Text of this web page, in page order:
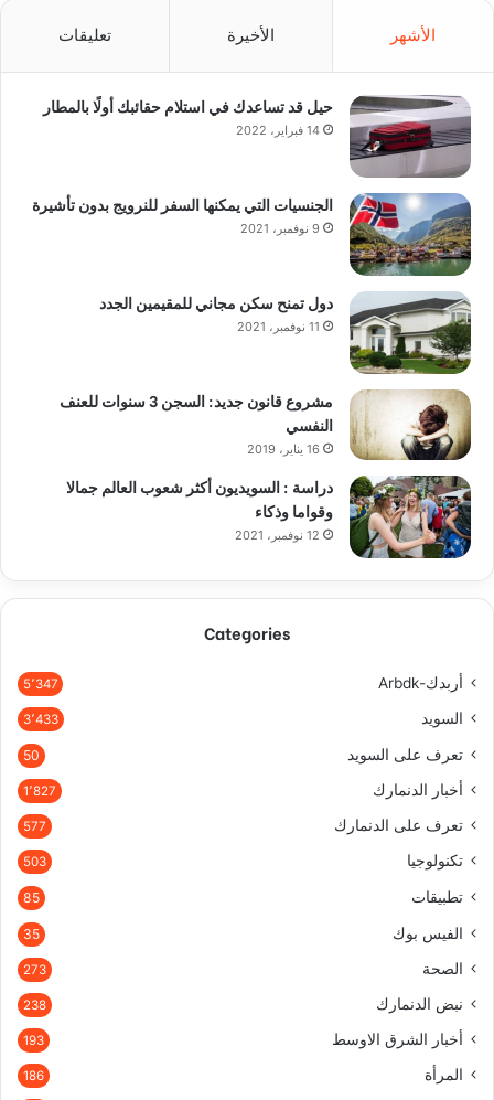
الأشهر الأخيرة تعليقات
حيل قد تساعدك في استلام حقائبك أولًا بالمطار
14 فبراير، 2022
الجنسيات التي يمكنها السفر للنرويج بدون تأشيرة
9 نوفمبر، 2021
دول تمنح سكن مجاني للمقيمين الجدد
11 نوفمبر، 2021
مشروع قانون جديد: السجن 3 سنوات للعنف
النفسي
16 يناير، 2019
دراسة : السويديون أكثر شعوب العالم جمالا
وقواما وذكاء
12 نوفمبر، 2021
Categories
أربدك-Arbdk 5٬347
السويد 3٬433
تعرف على السويد 50
أخبار الدنمارك 1٬827
تعرف على الدنمارك 577
تكنولوجيا 503
تطبيقات 85
الفيس بوك 35
الصحة 273
نبض الدنمارك 238
أخبار الشرق الاوسط 193
المرأة 186